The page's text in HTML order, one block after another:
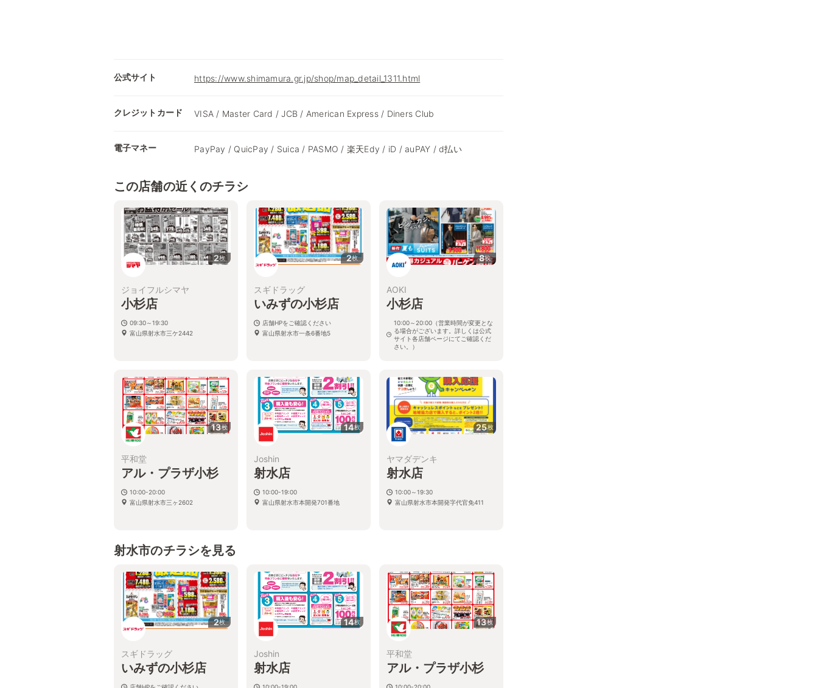
公式サイト https://www.shimamura.gr.jp/shop/map_detail_1311.html
クレジットカード VISA / Master Card / JCB / American Express / Diners Club
電子マネー PayPay / QuicPay / Suica / PASMO / 楽天Edy / iD / auPAY / d払い
この店舗の近くのチラシ
2枚
ジョイフルシマヤ
小杉店
09:30～19:30
富山県射水市三ケ2442
2枚
スギドラッグ
いみずの小杉店
店舗HPをご確認ください
富山県射水市一条6番地5
8枚
AOKI
小杉店
10:00～20:00（営業時間が変更とな
る場合がございます。詳しくは公式
サイト各店舗ページにてご確認くだ
さい。）
13枚
平和堂
アル・プラザ小杉
10:00-20:00
富山県射水市三ヶ2602
14枚
Joshin
射水店
10:00-19:00
富山県射水市本開発701番地
25枚
ヤマダデンキ
射水店
10:00～19:30
富山県射水市本開発字代官免411
射水市のチラシを見る
2枚
スギドラッグ
いみずの小杉店
店舗HPをご確認ください
14枚
Joshin
射水店
10:00-19:00
13枚
平和堂
アル・プラザ小杉
10:00-20:00